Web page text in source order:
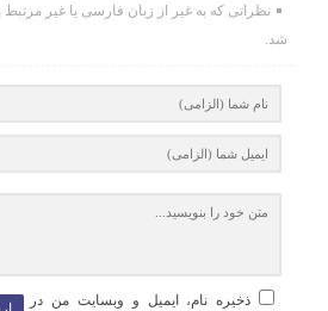
نظراتی که به غیر از زبان فارسی یا غیر مرتبط
شد.
ذخیره نام، ایمیل و وبسایت من در